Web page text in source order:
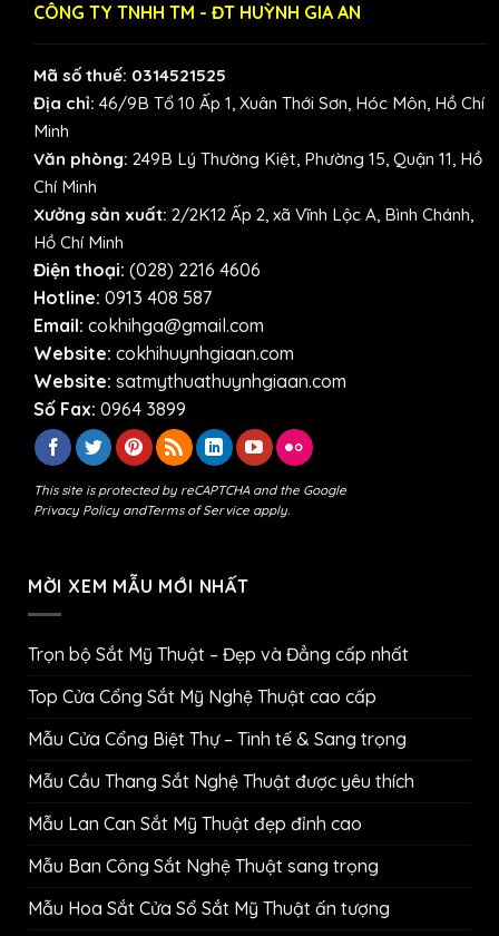
CÔNG TY TNHH TM - ĐT HUỲNH GIA AN
Mã số thuế: 0314521525
Địa chỉ: 46/9B Tổ 10 Ấp 1, Xuân Thới Sơn, Hóc Môn, Hồ Chí
Minh
Văn phòng: 249B Lý Thường Kiệt, Phường 15, Quận 11, Hồ
Chí Minh
Xưởng sản xuất: 2/2K12 Ấp 2, xã Vĩnh Lộc A, Bình Chánh,
Hồ Chí Minh
Điện thoại: (028) 2216 4606
Hotline: 0913 408 587
Email: cokhihga@gmail.com
Website: cokhihuynhgiaan.com
Website: satmythuathuynhgiaan.com
Số Fax: 0964 3899
This site is protected by reCAPTCHA and the Google
Privacy PolicyandTerms of Serviceapply.
MỜI XEM MẪU MỚI NHẤT
Trọn bộ Sắt Mỹ Thuật – Đẹp và Đẳng cấp nhất
Top Cửa Cổng Sắt Mỹ Nghệ Thuật cao cấp
Mẫu Cửa Cổng Biệt Thự – Tinh tế & Sang trọng
Mẫu Cầu Thang Sắt Nghệ Thuật được yêu thích
Mẫu Lan Can Sắt Mỹ Thuật đẹp đỉnh cao
Mẫu Ban Công Sắt Nghệ Thuật sang trọng
Mẫu Hoa Sắt Cửa Sổ Sắt Mỹ Thuật ấn tượng